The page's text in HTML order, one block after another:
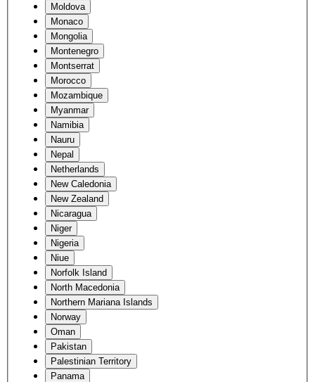
Moldova
Monaco
Mongolia
Montenegro
Montserrat
Morocco
Mozambique
Myanmar
Namibia
Nauru
Nepal
Netherlands
New Caledonia
New Zealand
Nicaragua
Niger
Nigeria
Niue
Norfolk Island
North Macedonia
Northern Mariana Islands
Norway
Oman
Pakistan
Palestinian Territory
Panama